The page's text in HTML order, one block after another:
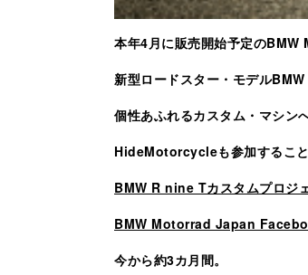
本年4月に販売開始予定の
新型ロードスター・モデル
個性あふれるカスタム・マシン
HideMotorcycleも参加すること
BMW R nine Tカスタムプロジ
BMW Motorrad Japan
今から約3カ月間。